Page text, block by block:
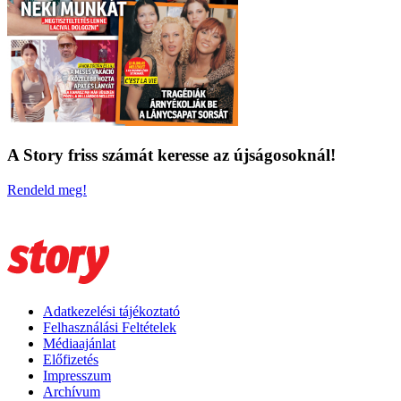
A Story friss számát keresse az újságosoknál!
Rendeld meg!
Adatkezelési tájékoztató
Felhasználási Feltételek
Médiaajánlat
Előfizetés
Impresszum
Archívum